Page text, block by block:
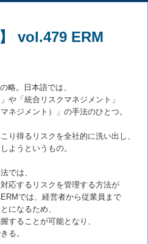
vol.479 ERM
略。日本語では、
「統合リスクマネジメント」
ジメント）」の手法のひとつ。
得るリスクを全社的に洗い出し、
うというもの。
では、
するリスクを管理する方法が
では、経営者から従業員まで
なるため、
ることが可能となり、
る。